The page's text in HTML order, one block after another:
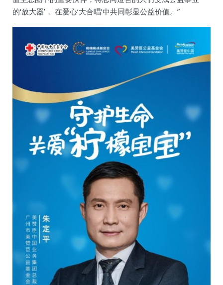
的‘放大器’， 在爱心‘大合唱’中共同彰显公益价值。”